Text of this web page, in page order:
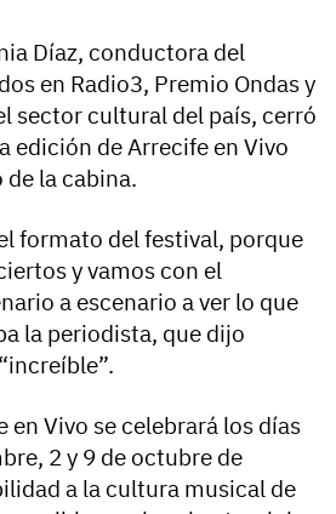
Díaz, conductora del
en Radio3, Premio Ondas y
sector cultural del país, cerró
edición de Arrecife en Vivo
la cabina.
formato del festival, porque
y vamos con el
a escenario a ver lo que
la periodista, que dijo
en Vivo se celebrará los días
2 y 9 de octubre de
a la cultura musical de